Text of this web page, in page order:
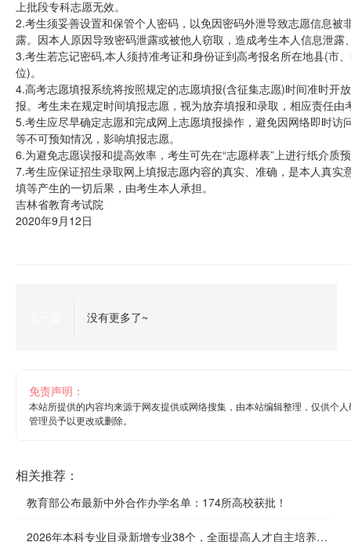
上批段专科志愿无效。
2.考生须妥善设置和保管个人密码，以免因密码外泄导致志愿信息
露。因本人原因导致密码泄露或被他人窃取，造成考生本人信息泄
3.考生若忘记密码,本人须持准考证和身份证到高考报名所在地县(市
位)。
4.高考志愿填报系统将按照规定的志愿填报(含征集志愿)时间准时开
报。考生未在规定时间填报志愿，视为放弃填报和录取，相应责任由
5.考生应尽早确定志愿和完成网上志愿填报操作，避免因网络即时
等不可预知情况，影响填报志愿。
6.为避免志愿误报和提高效率，考生可先在“志愿样表”上进行纸介质
7.考生应保证招生录取网上填报志愿内容的真实、准确，是本人真
填等产生的一切后果，由考生本人承担。
吉林省教育考试院
2020年9月12日
没有更多了~
免责声明：
本站所提供的内容均来源于网友提供或网络搜集，由本站编辑整理，仅供个
管理员予以更改或删除。
相关推荐：
教育部公布最新中外合作办学名单：174所高校获批！
2026年本科专业目录新增专业38个，全面提高人才自主培养质